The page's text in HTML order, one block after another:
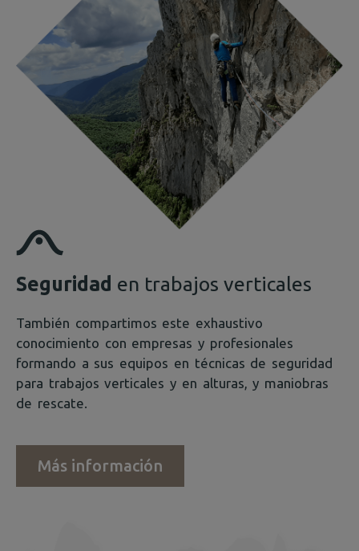
Seguridad en trabajos verticales
También compartimos este exhaustivo
conocimiento con empresas y profesionales
formando a sus equipos en técnicas de seguridad
para trabajos verticales y en alturas, y maniobras
de rescate.
Más información